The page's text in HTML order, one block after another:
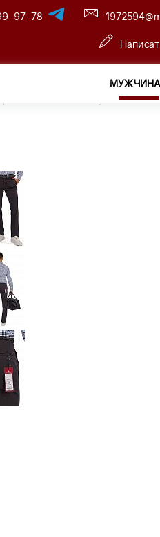
97-78
Мужчинам —